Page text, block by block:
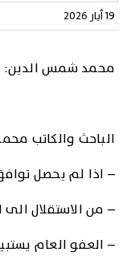
البحث19 أيار 2026
محمد شمس الدين:
الباحث والكاتب
– اذا لم يحصل
– من الاستقلال الى اليوم 8
– العفو العام